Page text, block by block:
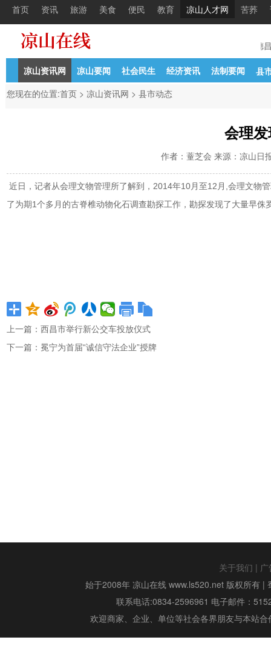
首页 资讯 旅游 美食 便民 教育 凉山人才网 苦荞
车辆、人员05-05 昭觉县公安局协助陕西公安抓获一名 德
凉山资讯网 凉山要闻 社会民生 经济资讯 法制要闻
县
您现在的位置:首页 > 凉山资讯网 > 县市动态
会理
作者：蕫芝会 来源：凉山日
近日，记者从会理文物管理所了解到，2014年10月至12月,会理文物
了为期1个多月的古脊椎动物化石调查勘探工作，勘探发现了大量早侏
上一篇： 西昌市举行新公交车投放仪式
下一篇： 冕宁为首届“诚信守法企业”授牌
关于我们 |
始于2008年 凉山在线 www.ls520.net 版权所有
联系电话:0834-2596961 电子邮件：
欢迎商家、企业、单位等社会各界朋友与本站